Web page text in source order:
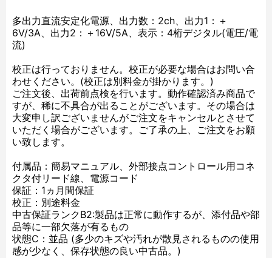
多出力直流安定化電源、出力数：2ch、出力1：＋
6V/3A、出力2：＋16V/5A、表示：4桁デジタル(電圧/電
流)
校正は行っておりません。校正が必要な場合はお問い合
わせください。(校正は別料金が掛かります。)
ご注文後、出荷前点検を行います。動作確認済み商品で
すが、稀に不具合が出ることがございます。その場合は
大変申し訳ございませんがご注文をキャンセルとさせて
いただく場合がございます。ご了承の上、ご注文をお願
い致します。
付属品：簡易マニュアル、外部接点コントロール用コネ
クタ付リード線、電源コード
保証：1ヵ月間保証
校正：別途料金
中古保証ランクB2:製品は正常に動作するが、添付品や部
品等に一部欠落が有るもの
状態C：並品 (多少のキズや汚れが散見されるものの使用
感が少なく、保存状態の良い中古品。)